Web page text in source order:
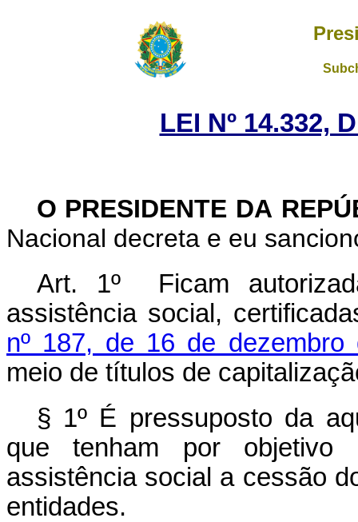
LEI Nº 14.332,
O PRESIDENTE DA
Nacional decreta e eu
Art. 1º Ficam
assistência social,
nº 187, de 16 de dezembro
meio de títulos de
§ 1º É pressuposto da
que tenham por objetivo
assistência social a cessão
entidades.